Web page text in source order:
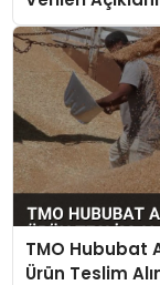
TMO Hububat
Ürün Teslim